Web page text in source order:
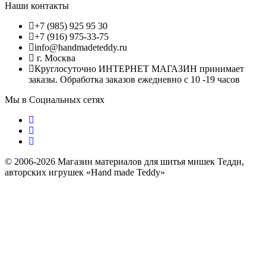
Наши контакты
+7 (985) 925 95 30
+7 (916) 975-33-75
info@handmadeteddy.ru
г. Москва
Круглосуточно ИНТЕРНЕТ МАГАЗИН принимает
заказы. Обработка заказов ежедневно с 10 -19 часов
Мы в Социальных сетях
© 2006-2026 Магазин материалов для шитья мишек Тедди,
авторских игрушек «Hand made Teddy»